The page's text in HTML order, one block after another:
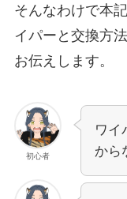
そんなわけで本
イパーと交換方
お伝えします。
初心者
ワイ
から